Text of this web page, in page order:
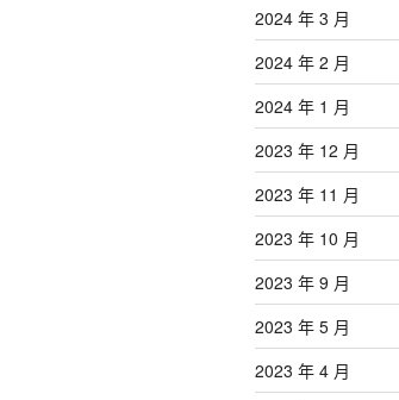
2024 年 3 月
2024 年 2 月
2024 年 1 月
2023 年 12 月
2023 年 11 月
2023 年 10 月
2023 年 9 月
2023 年 5 月
2023 年 4 月